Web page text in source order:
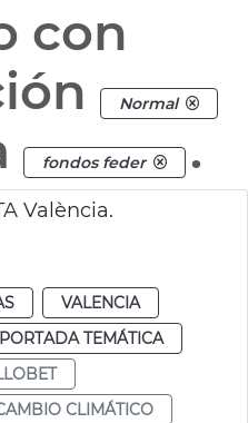
con
Normal
fondos feder .
València.
VALENCIA
TEMÁTICA
CLIMÁTICO